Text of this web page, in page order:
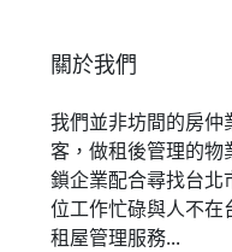
關於我們
我們並非坊間的房仲
客，做租後管理的物
鎖企業配合尋找台北
位工作忙碌與人不在
租屋管理服務...